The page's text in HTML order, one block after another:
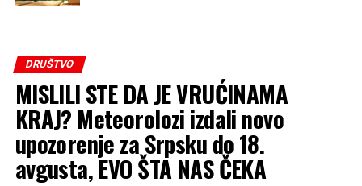
DRUŠTVO
MISLILI STE DA JE VRUĆINAMA
KRAJ? Meteorolozi izdali novo
upozorenje za Srpsku do 18.
avgusta, EVO ŠTA NAS ČEKA